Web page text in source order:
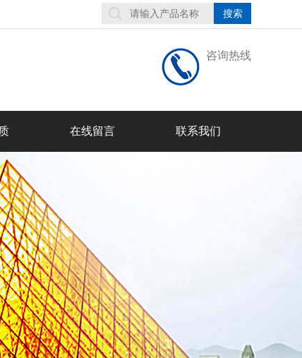
咨询热线
在线留言 联系我们